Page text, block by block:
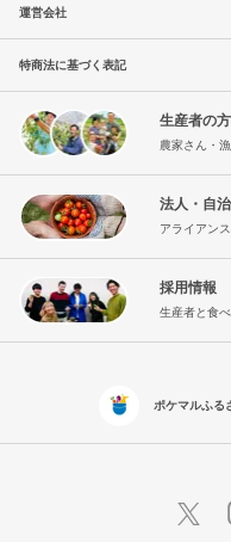
運営会社
特商法に基づく表記
生産者の
農家さん・
法人・自
アライアン
採用情報
生産者と食
ポケマルふる